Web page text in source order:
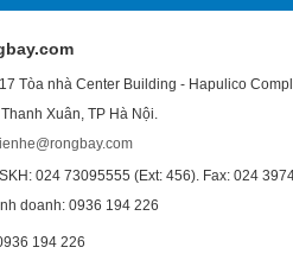
Tòa nhà Center Building - Hapulico
Xuân, TP Hà Nội.
024 73095555 (Ext: 456). Fax: 024
doanh: 0936 194 226
194 226